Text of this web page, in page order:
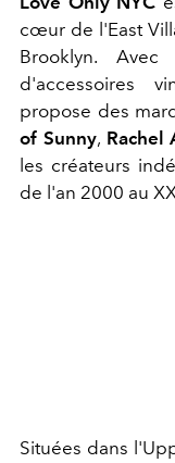
cœur de l'East
Brooklyn.
d'accessoires
propose des
of Sunny, Rachel
les créateurs
de l'an 2000 au
Situées dans